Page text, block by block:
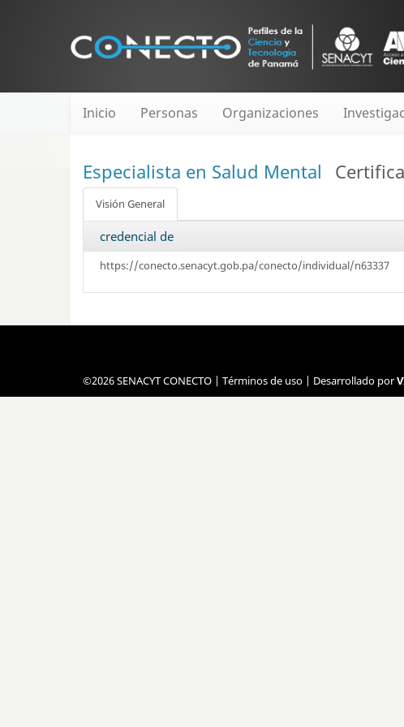
Inicio Personas Organizaciones
Especialista en Salud Mental
Visión General
credencial de
https://conecto.senacyt.gob.pa/conecto/individual/n63337
©2026 SENACYT CONECTO | Términos de uso | Desarrollado por